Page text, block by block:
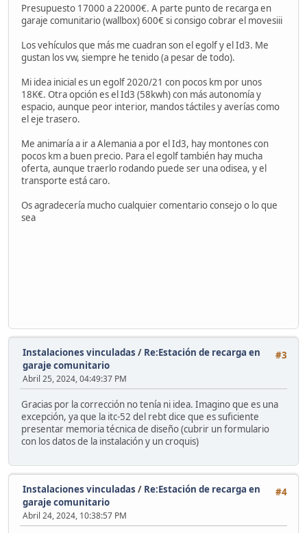
Presupuesto 17000 a 22000€. A parte punto de recarga en
garaje comunitario (wallbox) 600€ si consigo cobrar el movesiii
Los vehículos que más me cuadran son el egolf y el Id3. Me
gustan los vw, siempre he tenido (a pesar de todo).
Mi idea inicial es un egolf 2020/21 con pocos km por unos
18K€. Otra opción es el Id3 (58kwh) con más autonomía y
espacio, aunque peor interior, mandos táctiles y averías como
el eje trasero.
Me animaría a ir a Alemania a por el Id3, hay montones con
pocos km a buen precio. Para el egolf también hay mucha
oferta, aunque traerlo rodando puede ser una odisea, y el
transporte está caro.
Os agradecería mucho cualquier comentario consejo o lo que
sea
#3
Instalaciones vinculadas / Re:Estación de recarga en
garaje comunitario
Abril 25, 2024, 04:49:37 PM
Gracias por la corrección no tenía ni idea. Imagino que es una
excepción, ya que la itc-52 del rebt dice que es suficiente
presentar memoria técnica de diseño (cubrir un formulario
con los datos de la instalación y un croquis)
#4
Instalaciones vinculadas / Re:Estación de recarga en
garaje comunitario
Abril 24, 2024, 10:38:57 PM